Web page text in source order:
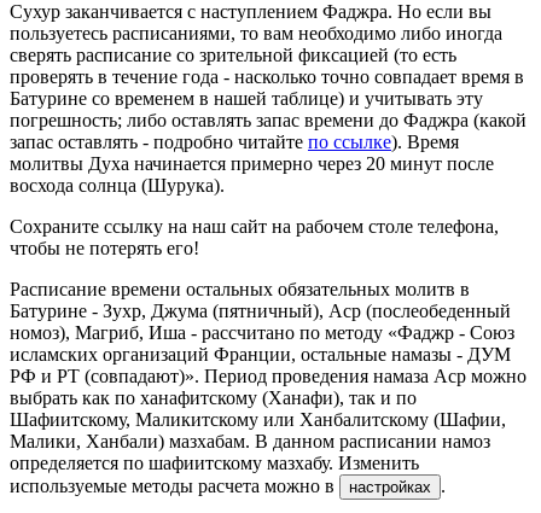
Сухур заканчивается с наступлением Фаджра. Но если вы
пользуетесь расписаниями, то вам необходимо либо иногда
сверять расписание со зрительной фиксацией (то есть
проверять в течение года - насколько точно совпадает время в
Батурине со временем в нашей таблице) и учитывать эту
погрешность; либо оставлять запас времени до Фаджра (какой
запас оставлять - подробно читайте по ссылке). Время
молитвы Духа начинается примерно через 20 минут после
восхода солнца (Шурука).
Сохраните ссылку на наш сайт на рабочем столе телефона,
чтобы не потерять его!
Расписание времени остальных обязательных молитв в
Батурине - Зухр, Джума (пятничный), Аср (послеобеденный
номоз), Магриб, Иша - рассчитано по методу «Фаджр - Союз
исламских организаций Франции, остальные намазы - ДУМ
РФ и РТ (совпадают)». Период проведения намаза Аср можно
выбрать как по ханафитскому (Ханафи), так и по
Шафиитскому, Маликитскому или Ханбалитскому (Шафии,
Малики, Ханбали) мазхабам. В данном расписании намоз
определяется по шафиитскому мазхабу. Изменить
используемые методы расчета можно в
настройках .